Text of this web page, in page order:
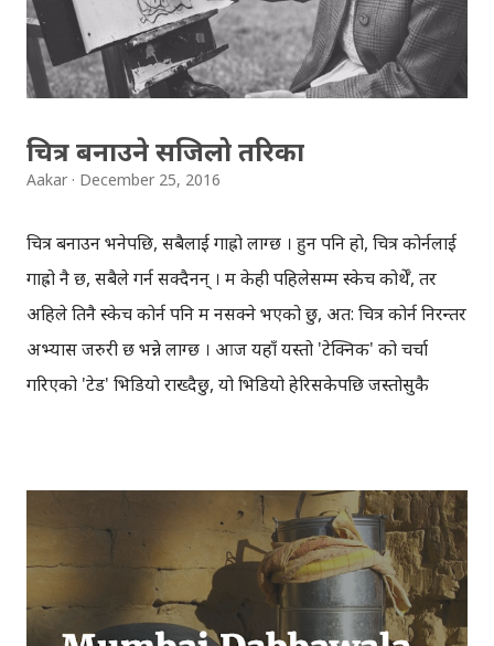
जथाभावी समाचार लेखेको भन्दै गार्डियनलाई मुद्दा हाल्ने धम्कि दिएको
थियो भने क्याम्ब्रिज एनालिटिकाले तथ्यांक सुरक्षित नै राखेको थियो ।
त्यही चोरी गरिएको प्रयोगकर्ताहरुको तथ्यांकलाई ...
चित्र बनाउने सजिलो तरिका
Aakar December 25, 2016
चित्र बनाउन भनेपछि, सबैलाई गाह्रो लाग्छ । हुन पनि हो, चित्र कोर्नलाई
गाह्रो नै छ, सबैले गर्न सक्दैनन् । म केही पहिलेसम्म स्केच कोर्थेँ, तर
अहिले तिनै स्केच कोर्न पनि म नसक्ने भएको छु, अत: चित्र कोर्न निरन्तर
अभ्यास जरुरी छ भन्ने लाग्छ । आज यहाँ यस्तो 'टेक्निक' को चर्चा
गरिएको 'टेड' भिडियो राख्दैछु, यो भिडियो हेरिसकेपछि जस्तोसुकै
चाँहि होइन, त्यसको लागि त निरन्तर अभ्यास नै आवश्यक पर्छ । तर
यति चैँ भन्न सकिन्छ कि, यो भिडियो हेरिसकेपछि तपाईले 'अल्बर्ट
आइन्सटाइन'को स्केच चैँ सजिलै बनाउन सक्नुहुन्छ । वाँयाबाट दाँया
क्रमैसँग । कागज र कलम तयारी अवस्थामा राखेर, चित्र बनाउन
सिकाउने तलको टेड टकको भिडियो हेरौँ । टेड टक'को यो भिडियोमा